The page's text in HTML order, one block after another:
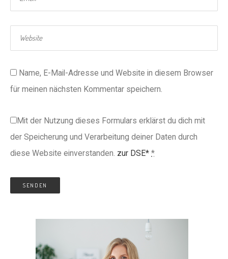
Name, E-Mail-Adresse und Website in diesem Browser
für meinen nächsten Kommentar speichern.
Mit der Nutzung dieses Formulars erklärst du dich mit
der Speicherung und Verarbeitung deiner Daten durch
diese Website einverstanden. zur DSE* *